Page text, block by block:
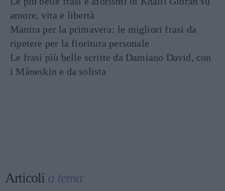
amore, vita e libertà
Mantra per la primavera: le migliori frasi da
ripetere per la fioritura personale
Le frasi più belle scritte da Damiano David, con
i Måneskin e da solista
Articoli a tema